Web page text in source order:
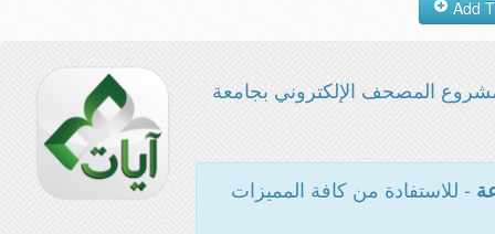
المصحف الإلكتروني بجامعة
- للاستفادة من كافة المميزات